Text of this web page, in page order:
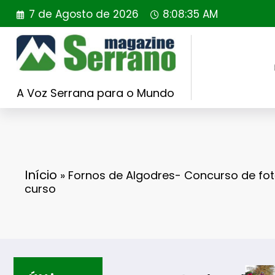
Saltar
para
conteúdo
7 de Agosto de 2026 8:08:36 AM
A Voz Serrana para o Mundo
Início » Fornos de Algodres- Concurso de
curso